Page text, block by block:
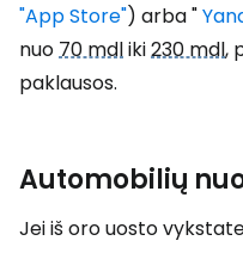
"App Store") arba "
nuo70 mdliki230 mdl,
paklausos.
Automobilių
Jei iš oro uosto